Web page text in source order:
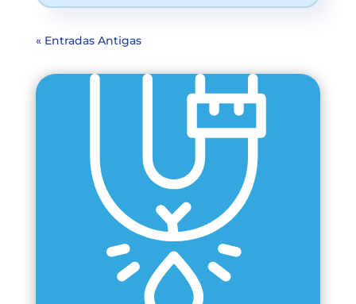
« Entradas Antigas